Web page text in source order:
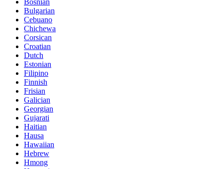
Bosnian
Bulgarian
Cebuano
Chichewa
Corsican
Croatian
Dutch
Estonian
Filipino
Finnish
Frisian
Galician
Georgian
Gujarati
Haitian
Hausa
Hawaiian
Hebrew
Hmong